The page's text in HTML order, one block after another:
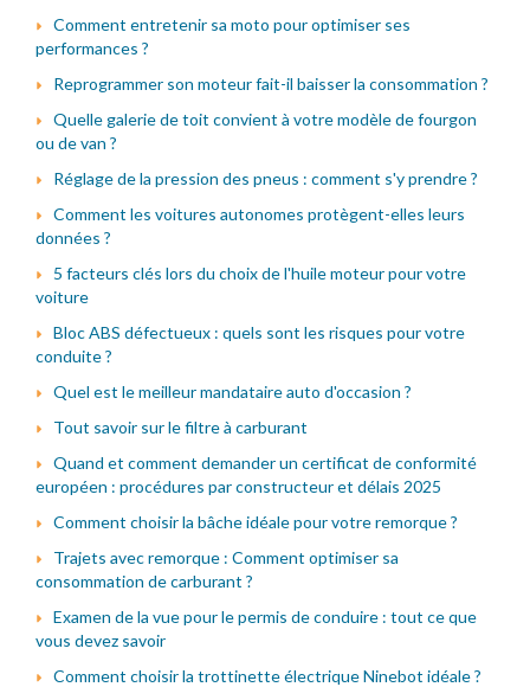
Comment entretenir sa moto pour optimiser ses
performances ?
Reprogrammer son moteur fait-il baisser la consommation ?
Quelle galerie de toit convient à votre modèle de fourgon
ou de van ?
Réglage de la pression des pneus : comment s'y prendre ?
Comment les voitures autonomes protègent-elles leurs
données ?
5 facteurs clés lors du choix de l'huile moteur pour votre
voiture
Bloc ABS défectueux : quels sont les risques pour votre
conduite ?
Quel est le meilleur mandataire auto d'occasion ?
Tout savoir sur le filtre à carburant
Quand et comment demander un certificat de conformité
européen : procédures par constructeur et délais 2025
Comment choisir la bâche idéale pour votre remorque ?
Trajets avec remorque : Comment optimiser sa
consommation de carburant ?
Examen de la vue pour le permis de conduire : tout ce que
vous devez savoir
Comment choisir la trottinette électrique Ninebot idéale ?